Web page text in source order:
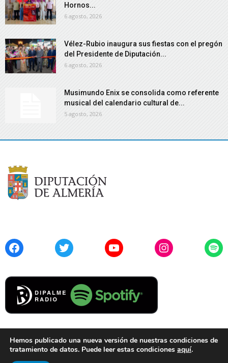
Hornos...
6 agosto, 2026
Vélez-Rubio inaugura sus fiestas con el pregón
del Presidente de Diputación...
6 agosto, 2026
Musimundo Enix se consolida como referente
musical del calendario cultural de...
5 agosto, 2026
FacebookTwitter YouTubeInstagram
Cookies
Hemos publicado una nueva versión de nuestras condiciones de
tratamiento de datos. Puede leer estas condiciones aquí.